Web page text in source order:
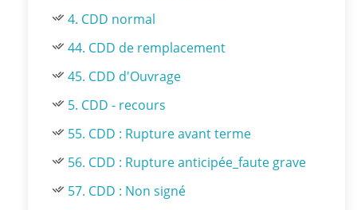
4. CDD normal
44. CDD de remplacement
45. CDD d'Ouvrage
5. CDD - recours
55. CDD : Rupture avant terme
56. CDD : Rupture anticipée_faute grave
57. CDD : Non signé